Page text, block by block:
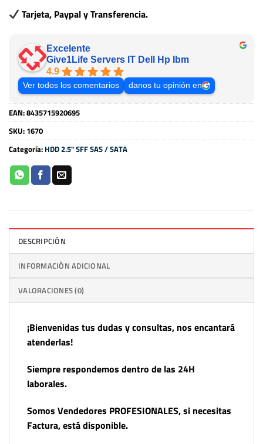
Tarjeta, Paypal y Transferencia.
Excelente
Give1Life Servers IT Dell Hp Ibm
4.9
Ver todos los comentarios danos tu opinión en
EAN:8435715920695
SKU: 1670
Categoría: HDD 2.5" SFF SAS / SATA
DESCRIPCIÓN
INFORMACIÓN ADICIONAL
VALORACIONES (0)
¡Bienvenidas tus dudas y consultas, nos encantará
atenderlas!
Siempre respondemos dentro de las 24H
laborales.
Somos Vendedores PROFESIONALES, si necesitas
Factura, está disponible.